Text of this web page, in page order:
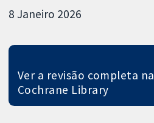
8 Janeiro 2026
Ver a revisão completa na
Cochrane Library